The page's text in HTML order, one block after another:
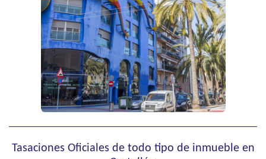
Tasaciones Oficiales de todo tipo de inmueble en